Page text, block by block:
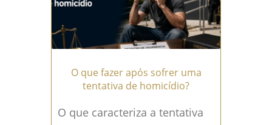
O que fazer após sofrer uma
tentativa de homicídio?
O que caracteriza a tentativa